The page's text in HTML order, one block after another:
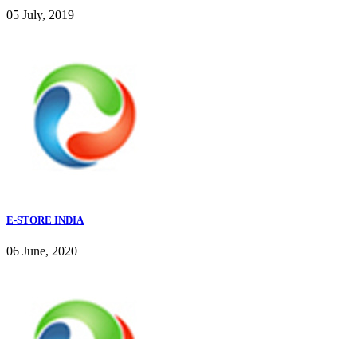
05 July, 2019
E-STORE INDIA
06 June, 2020